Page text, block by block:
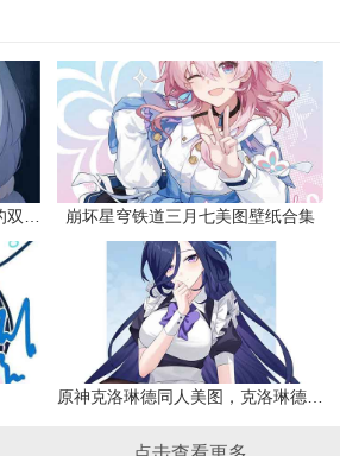
崩坏星穹铁道三月七美图壁纸合集
原神克洛琳德同人美图，克洛琳德战败会怎样